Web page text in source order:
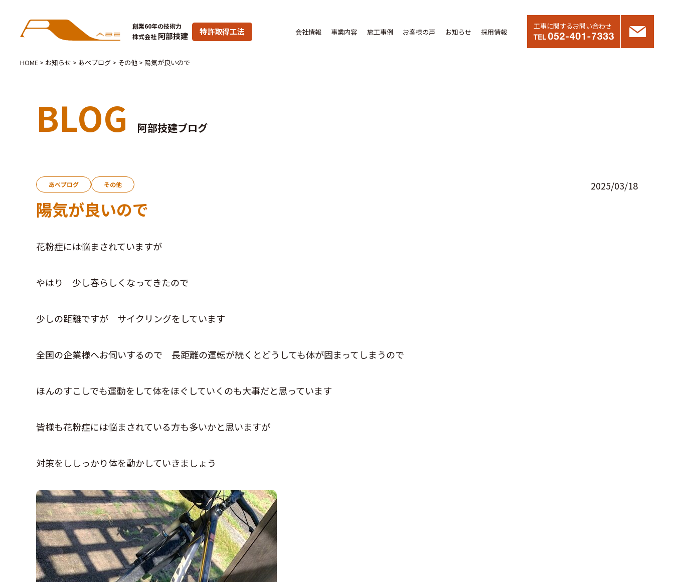
創業60年の技術力
株式会社 阿部技建 特許取得工法 会社情報 事業内容 施工事例 お客様の声 お知らせ 採用情報
工事に関するお問い合わせ
HOME > お知らせ > あべブログ > その他 > 陽気が良いので
BLOG 阿部技建ブログ
あべブログ その他 2025/03/18
陽気が良いので
花粉症には悩まされていますが
やはり 少し春らしくなってきたので
少しの距離ですが サイクリングをしています
全国の企業様へお伺いするので 長距離の運転が続くとどうしても体が固まってしまうので
ほんのすこしでも運動をして体をほぐしていくのも大事だと思っています
皆様も花粉症には悩まされている方も多いかと思いますが
対策をししっかり体を動かしていきましょう